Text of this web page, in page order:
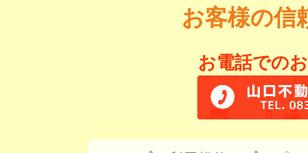
お客様の信
お電話での